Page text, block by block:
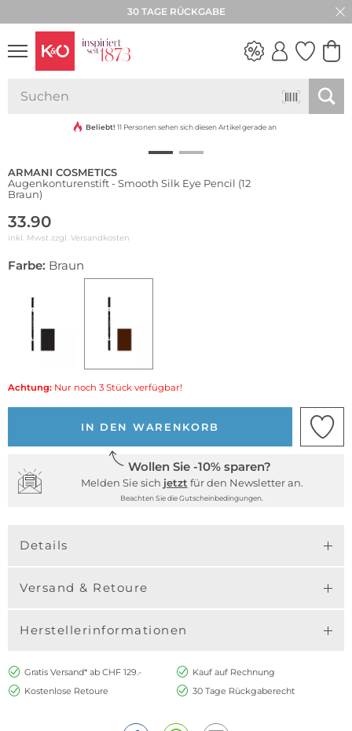
30 TAGE RÜCKGABE
VIBES
Beliebt! 11 Personen sehen sich diesen Artikel gerade an
ARMANI COSMETICS
Augenkonturenstift - Smooth Silk Eye Pencil (12
Braun)
33.90
inkl. Mwst zzgl. Versandkosten
Farbe: Braun
Achtung: Nur noch 3 Stück verfügbar!
IN DEN WARENKORB
Wollen Sie -10% sparen?
Melden Sie sich jetzt für den Newsletter an.
Beachten Sie die Gutscheinbedingungen.
Details
Versand & Retoure
Herstellerinformationen
Gratis Versand* ab CHF 129.-
Kauf auf Rechnung
Kostenlose Retoure
30 Tage Rückgaberecht